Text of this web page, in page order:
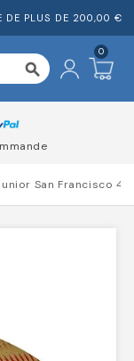
DE PLUS DE 200,00 €
search
0
San Francisco